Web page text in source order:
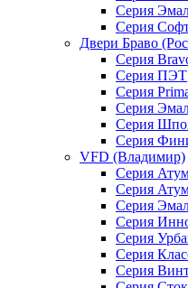
Серия
Серия
Двери Браво
Серия
Серия ПЭТ
Серия
Серия
Серия
Серия
VFD (Владимир)
Серия
Серия
Серия
Серия
Серия
Серия
Серия